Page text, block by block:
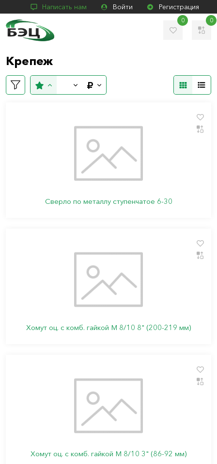
Написать нам Войти Регистрация
0 0
Крепеж
Сверло по металлу ступенчатое 6-30
Хомут оц. с комб. гайкой М 8/10 8" (200-219 мм)
Хомут оц. с комб. гайкой М 8/10 3" (86-92 мм)